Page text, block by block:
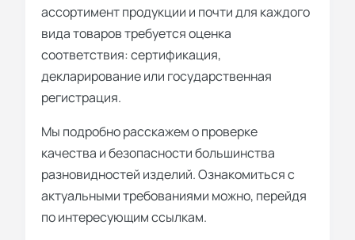
ассортимент продукции и почти для каждого
вида товаров требуется оценка
соответствия: сертификация,
декларирование или государственная
регистрация.
Мы подробно расскажем о проверке
качества и безопасности большинства
разновидностей изделий. Ознакомиться с
актуальными требованиями можно, перейдя
по интересующим ссылкам.